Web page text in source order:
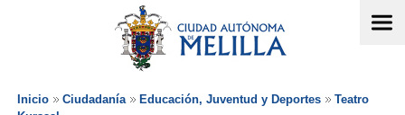
Inicio Ciudadanía Educación, Juventud y Deportes
Teatro